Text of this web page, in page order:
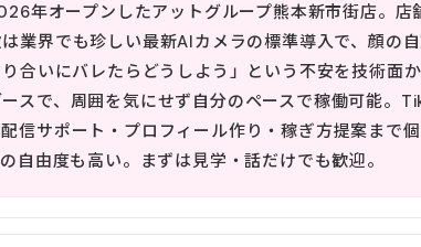
年オープンしたアットグループ熊本新市街店。
業界でも珍しい最新AIカメラの標準導入で、顔の
合いにバレたらどうしよう」という不安を技術面
スで、周囲を気にせず自分のペースで稼働可能。
信サポート・プロフィール作り・稼ぎ方提案まで
自由度も高い。まずは見学・話だけでも歓迎。